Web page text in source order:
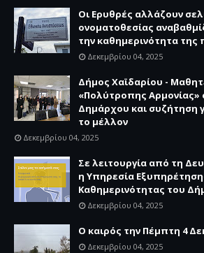
Οι Ερυθρές αλλάζουν
ονοματοθεσίας
την καθημερινότητα της
Δεκεμβρίου 04, 2025
Δήμος Χαϊδαρίου -
«Πολύτροπης Αρμονίας»
Δημάρχου και συζήτηση
το μέλλον
Δεκεμβρίου 04, 2025
Σε λειτουργία από τη
η Υπηρεσία
Καθημερινότητας του
Δεκεμβρίου 04, 2025
Ο καιρός την Πέμπτη 4
Δεκεμβρίου 04, 2025